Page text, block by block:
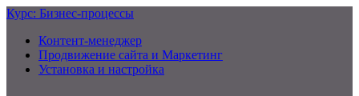
Курс: Бизнес-процессы
Контент-менеджер
Продвижение сайта и Маркетинг
Установка и настройка